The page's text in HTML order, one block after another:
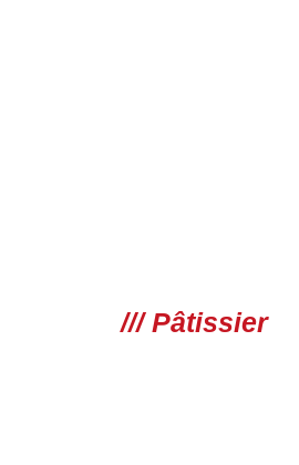
/// Pâtissier